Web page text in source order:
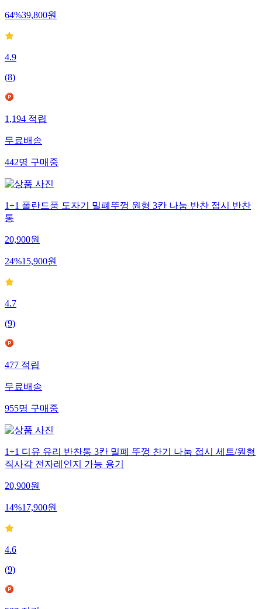
64%39,800원
4.9
(8)
1,194적립
무료배송
442명구매중
1+1 폴란드풍 도자기 밀폐뚜껑 원형 3칸 나눔 반찬 접시 반찬
통
20,900원
24%15,900원
4.7
(9)
477적립
무료배송
955명구매중
1+1 디유 유리 반찬통 3칸 밀폐 뚜껑 찬기 나눔 접시 세트/원형
직사각 전자레인지 가능 용기
20,900원
14%17,900원
4.6
(9)